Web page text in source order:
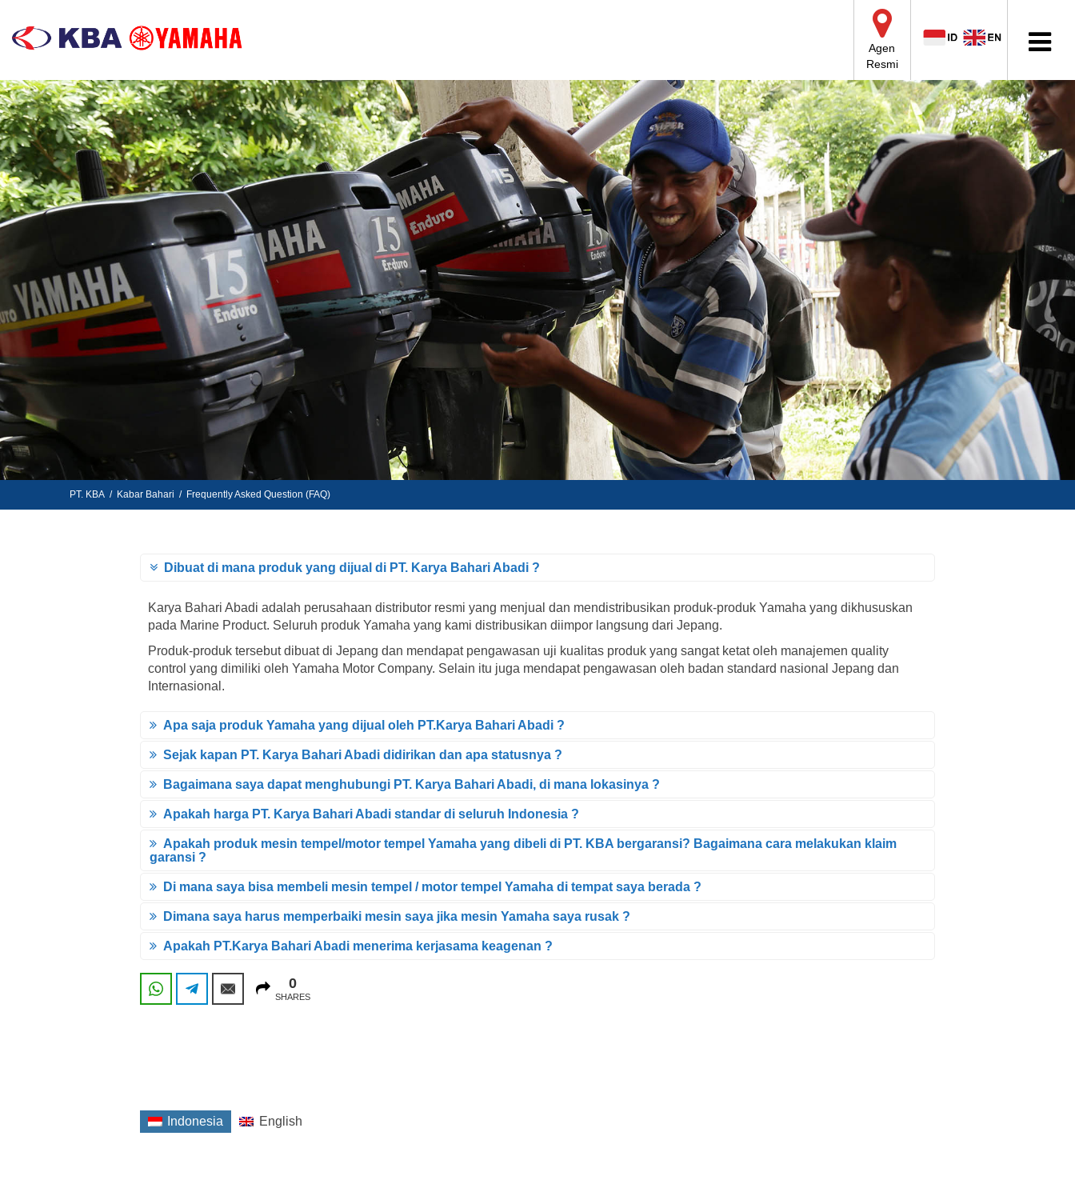
Agen
Resmi
PT. KBA / Kabar Bahari / Frequently Asked Question (FAQ)
Dibuat di mana produk yang dijual di PT. Karya Bahari Abadi ?
Karya Bahari Abadi adalah perusahaan distributor resmi yang menjual dan mendistribusikan produk-produk Yamaha yang dikhususkan
pada Marine Product. Seluruh produk Yamaha yang kami distribusikan diimpor langsung dari Jepang.
Produk-produk tersebut dibuat di Jepang dan mendapat pengawasan uji kualitas produk yang sangat ketat oleh manajemen quality
control yang dimiliki oleh Yamaha Motor Company. Selain itu juga mendapat pengawasan oleh badan standard nasional Jepang dan
Internasional.
Apa saja produk Yamaha yang dijual oleh PT.Karya Bahari Abadi ?
Sejak kapan PT. Karya Bahari Abadi didirikan dan apa statusnya ?
Bagaimana saya dapat menghubungi PT. Karya Bahari Abadi, di mana lokasinya ?
Apakah harga PT. Karya Bahari Abadi standar di seluruh Indonesia ?
Apakah produk mesin tempel/motor tempel Yamaha yang dibeli di PT. KBA bergaransi? Bagaimana cara melakukan klaim
garansi ?
Di mana saya bisa membeli mesin tempel / motor tempel Yamaha di tempat saya berada ?
Dimana saya harus memperbaiki mesin saya jika mesin Yamaha saya rusak ?
Apakah PT.Karya Bahari Abadi menerima kerjasama keagenan ?
WhatsAppTelegramEmail 0
SHARES
Indonesia English